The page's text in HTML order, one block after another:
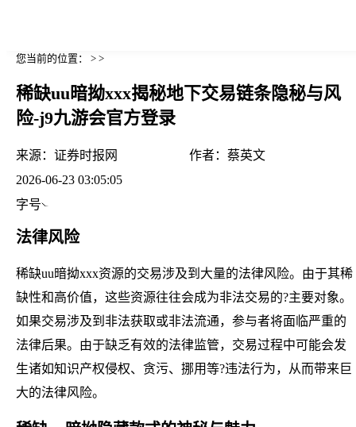
您当前的位置： > >
稀缺uu暗拗xxx揭秘地下交易链条隐秘与风
险-j9九游会官方登录
来源： 证券时报网 作者： 蔡英文
2026-06-23 03:05:05
字号
法律风险
稀缺uu暗拗xxx资源的交易涉及到大量的法律风险。由于其稀
缺性和高价值，这些资源往往会成为非法交易的?主要对象。
如果交易涉及到非法获取或非法流通，参与者将面临严重的
法律后果。由于缺乏有效的法律监管，交易过程中可能会发
生诸如知识产权侵权、贪污、挪用等?违法行为，从而带来巨
大的法律风险。